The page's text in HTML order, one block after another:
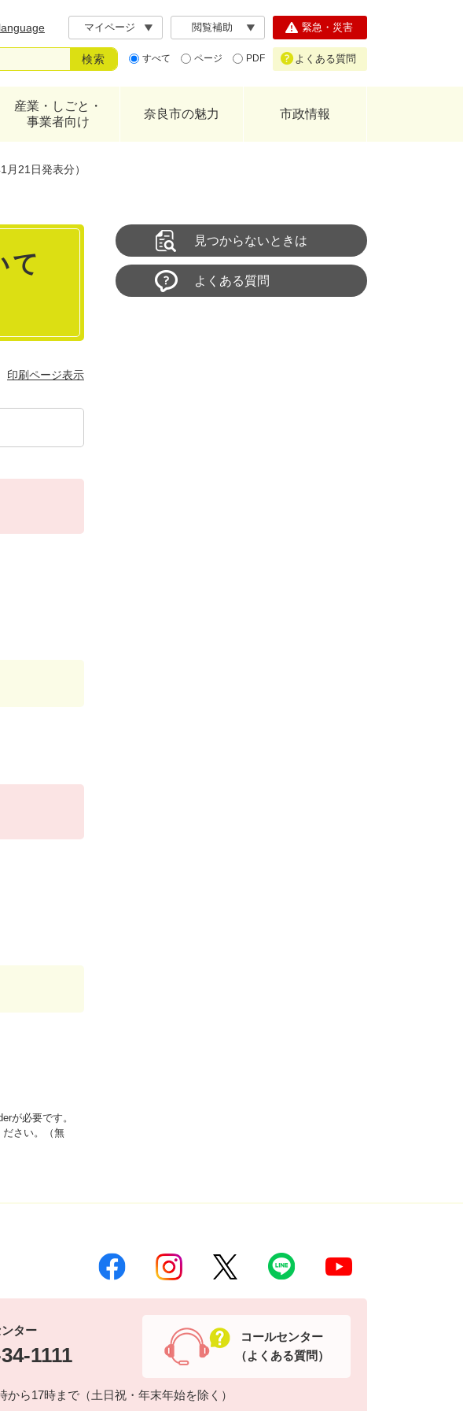
マイページ 閲覧補助
すべて ページ PDF
緊急・災害
よくある質問
産業・しごと・
事業者向け
奈良市の魅力 市政情報
21日発表分）
て
印刷ページ表示
が必要です。
ださい。（無
見つからないときは
よくある質問
ター
1111
から17時まで（土日祝・年末年始を除く）
コールセンター
（よくある質問）